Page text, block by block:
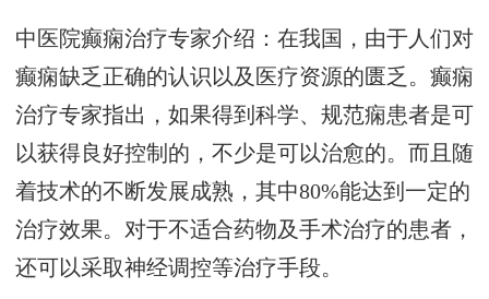
中医院癫痫治疗专家介绍：在我国，由于人们对
癫痫缺乏正确的认识以及医疗资源的匮乏。癫痫
治疗专家指出，如果得到科学、规范痫患者是可
以获得良好控制的，不少是可以治愈的。而且随
着技术的不断发展成熟，其中80%能达到一定的
治疗效果。对于不适合药物及手术治疗的患者，
还可以采取神经调控等治疗手段。